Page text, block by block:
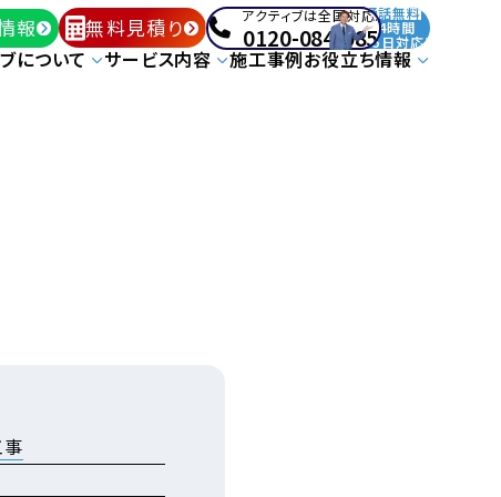
報 無料見積り アクティブは全国対応!
0120-084-085
通話無料
24時間
365日対応!
について サービス内容 施工事例お役立ち情報